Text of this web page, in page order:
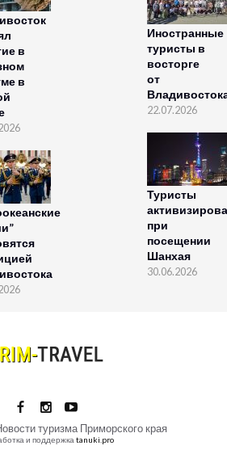
в
в
Иностранные
туристы в
восторге
от
22.07.2026
Туристы
при
посещении
Шанхая
30.06.2026
туризма Приморского края
и поддержкаtanuki.pro